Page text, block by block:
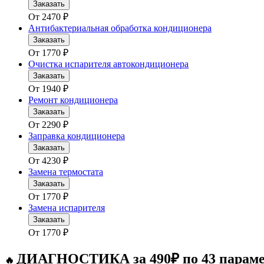
Заказать
От 2470 ₽
Антибактериальная обработка кондиционера
Заказать
От 1770 ₽
Очистка испарителя автокондиционера
Заказать
От 1940 ₽
Ремонт кондиционера
Заказать
От 2290 ₽
Заправка кондиционера
Заказать
От 4230 ₽
Замена термостата
Заказать
От 1770 ₽
Замена испарителя
Заказать
От 1770 ₽
🔥 ДИАГНОСТИКА за 490₽ по 43